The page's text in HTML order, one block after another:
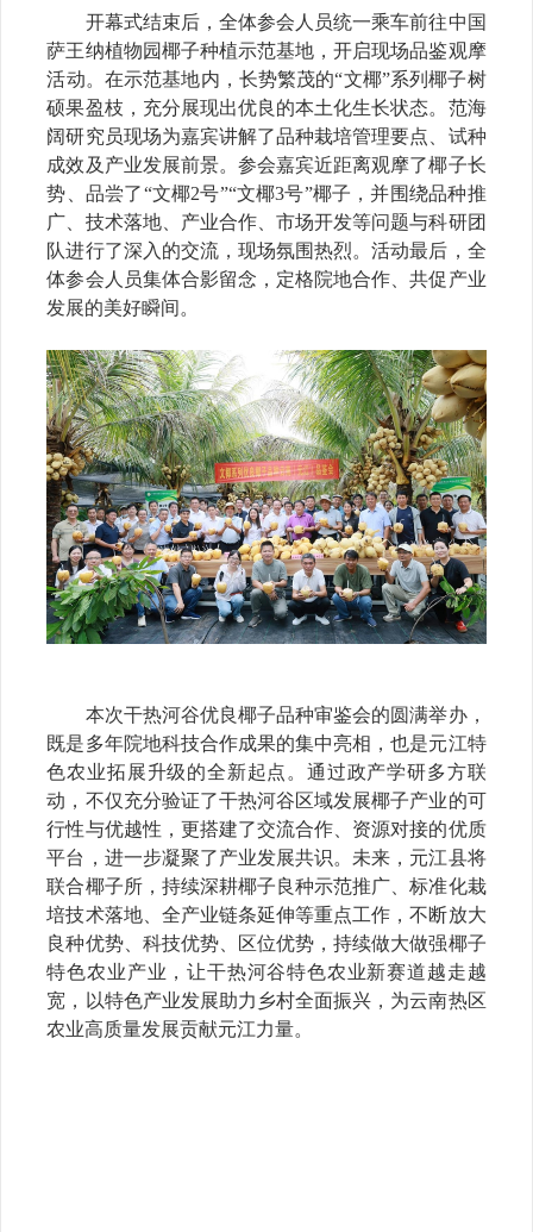
开幕式结束后，全体参会人员统一乘车前往中国
萨王纳植物园椰子种植示范基地，开启现场品鉴观摩
活动。在示范基地内，长势繁茂的“文椰”系列椰子树
硕果盈枝，充分展现出优良的本土化生长状态。范海
阔研究员现场为嘉宾讲解了品种栽培管理要点、试种
成效及产业发展前景。参会嘉宾近距离观摩了椰子长
势、品尝了“文椰2号”“文椰3号”椰子，并围绕品种推
广、技术落地、产业合作、市场开发等问题与科研团
队进行了深入的交流，现场氛围热烈。活动最后，全
体参会人员集体合影留念，定格院地合作、共促产业
发展的美好瞬间。
本次干热河谷优良椰子品种审鉴会的圆满举办，
既是多年院地科技合作成果的集中亮相，也是元江特
色农业拓展升级的全新起点。通过政产学研多方联
动，不仅充分验证了干热河谷区域发展椰子产业的可
行性与优越性，更搭建了交流合作、资源对接的优质
平台，进一步凝聚了产业发展共识。未来，元江县将
联合椰子所，持续深耕椰子良种示范推广、标准化栽
培技术落地、全产业链条延伸等重点工作，不断放大
良种优势、科技优势、区位优势，持续做大做强椰子
特色农业产业，让干热河谷特色农业新赛道越走越
宽，以特色产业发展助力乡村全面振兴，为云南热区
农业高质量发展贡献元江力量。